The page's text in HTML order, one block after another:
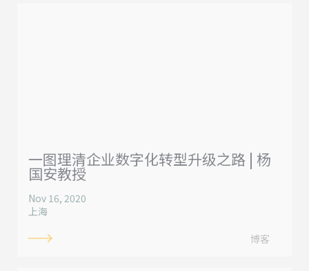
一图理清企业数字化转型升级之路 | 杨
国安教授
Nov 16, 2020
上海
博客